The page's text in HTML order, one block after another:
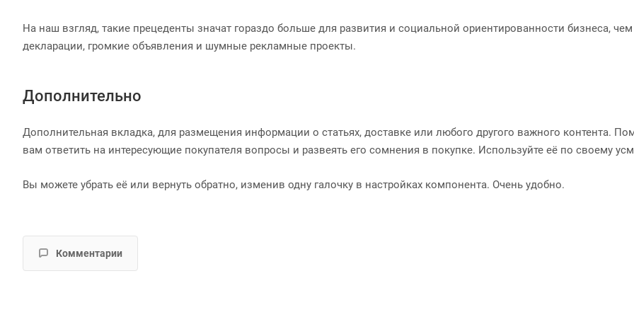
На наш взгляд, такие прецеденты значат гораздо больше для развития и социальной ориентированности бизнеса, чем
декларации, громкие объявления и шумные рекламные проекты.
Дополнительно
Дополнительная вкладка, для размещения информации о статьях, доставке или любого другого важного контента.
вам ответить на интересующие покупателя вопросы и развеять его сомнения в покупке. Используйте её по своему
Вы можете убрать её или вернуть обратно, изменив одну галочку в настройках компонента. Очень удобно.
Комментарии